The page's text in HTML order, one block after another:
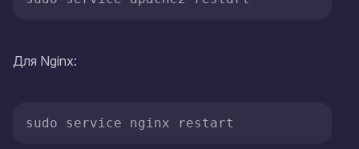
Для Nginx: